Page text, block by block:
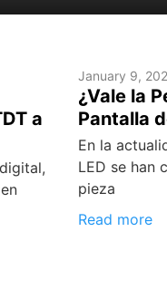
a
January 9,
¿Vale la
Pantalla
En la
LED se han
pieza
Read more